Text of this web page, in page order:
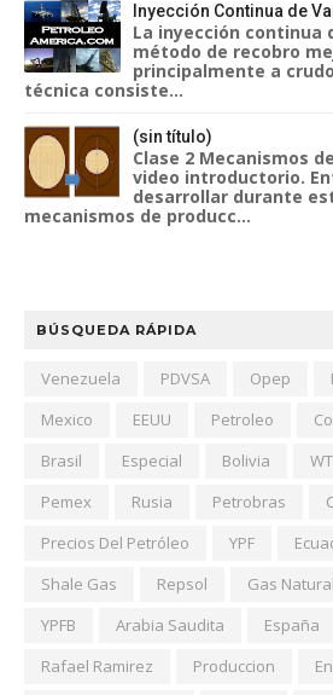
Inyección Continua de
La inyección continua
método de recobro
principalmente a
técnica consiste...
(sin título)
Clase 2 Mecanismos
video introductorio.
desarrollar durante
mecanismos de producc...
BÚSQUEDA RÁPIDA
Venezuela PDVSA Opep
Mexico
EEUU Petroleo
Brasil
Especial Bolivia
Pemex
Rusia Petrobras
Precios Del Petróleo
YPF
Shale Gas
Repsol Gas Natural
YPFB
Arabia Saudita España
Rafael Ramirez
Produccion